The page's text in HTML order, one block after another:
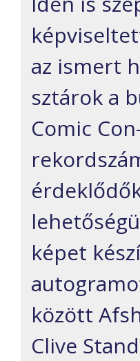
az ismert
sztárok a
Comic
képet
között
Clive